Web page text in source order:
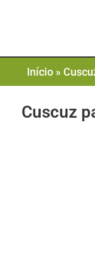
Início »
Cuscuz